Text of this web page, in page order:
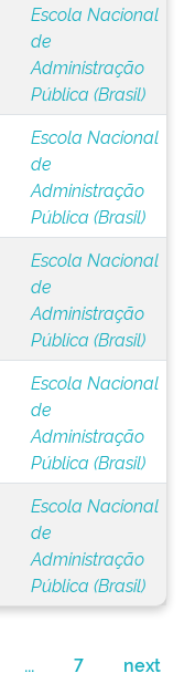
Escola Nacional
de
Administração
Pública (Brasil)
Escola Nacional
de
Administração
Pública (Brasil)
Escola Nacional
de
Administração
Pública (Brasil)
Escola Nacional
de
Administração
Pública (Brasil)
Escola Nacional
de
Administração
Pública (Brasil)
... 7 next